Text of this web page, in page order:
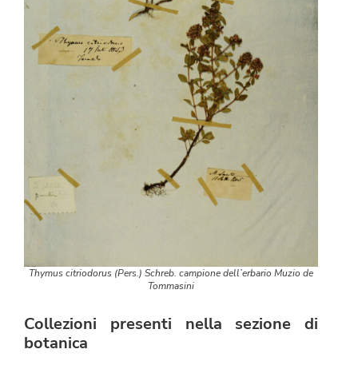
Thymus citriodorus (Pers.) Schreb. campione dell’erbario Muzio de
Tommasini
Collezioni presenti nella sezione di
botanica